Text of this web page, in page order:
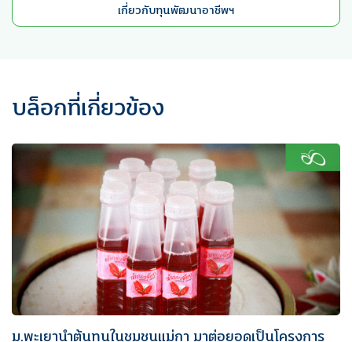
เกี่ยวกับทุนพัฒนาอาชีพฯ
บล็อกที่เกี่ยวข้อง
ม.พะเยานำต้นทุนในชุมชนแม่กา มาต่อยอดเป็นโครงการ